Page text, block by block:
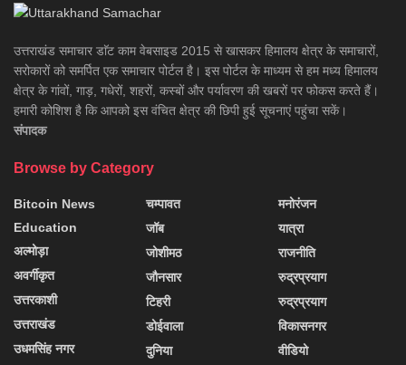
उत्तराखंड समाचार डाॅट काम वेबसाइड 2015 से खासकर हिमालय क्षेत्र के समाचारों,
सरोकारों को समर्पित एक समाचार पोर्टल है। इस पोर्टल के माध्यम से हम मध्य हिमालय
क्षेत्र के गांवों, गाड़, गधेरों, शहरों, कस्बों और पर्यावरण की खबरों पर फोकस करते हैं।
हमारी कोशिश है कि आपको इस वंचित क्षेत्र की छिपी हुई सूचनाएं पहुंचा सकें।
संपादक
Browse by Category
Bitcoin News
Education
अल्मोड़ा
अवर्गीकृत
उत्तरकाशी
उत्तराखंड
उधमसिंह नगर
चम्पावत
जॉब
जोशीमठ
जौनसार
टिहरी
डोईवाला
दुनिया
मनोरंजन
यात्रा
राजनीति
रुद्रप्रयाग
रुद्रप्रयाग
विकासनगर
वीडियो